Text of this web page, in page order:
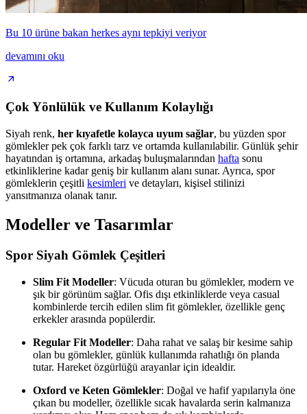
Bu 10 ürüne bakan herkes aynı tepkiyi veriyor
devamını oku
Çok Yönlülük ve Kullanım Kolaylığı
Siyah renk, her kıyafetle kolayca uyum sağlar, bu yüzden spor
gömlekler pek çok farklı tarz ve ortamda kullanılabilir. Günlük şehir
hayatından iş ortamına, arkadaş buluşmalarından hafta sonu
etkinliklerine kadar geniş bir kullanım alanı sunar. Ayrıca, spor
gömleklerin çeşitli kesimleri ve detayları, kişisel stilinizi
yansıtmanıza olanak tanır.
Modeller ve Tasarımlar
Spor Siyah Gömlek Çeşitleri
Slim Fit Modeller: Vücuda oturan bu gömlekler, modern ve
şık bir görünüm sağlar. Ofis dışı etkinliklerde veya casual
kombinlerde tercih edilen slim fit gömlekler, özellikle genç
erkekler arasında popülerdir.
Regular Fit Modeller: Daha rahat ve salaş bir kesime sahip
olan bu gömlekler, günlük kullanımda rahatlığı ön planda
tutar. Hareket özgürlüğü arayanlar için idealdir.
Oxford ve Keten Gömlekler: Doğal ve hafif yapılarıyla öne
çıkan bu modeller, özellikle sıcak havalarda serin kalmanıza